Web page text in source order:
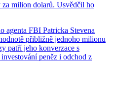
milion dolarů. Usvědčil ho
agenta FBI Patricka Stevena
přibližně jednoho milionu
patří jeho konverzace s
peněz i odchod z